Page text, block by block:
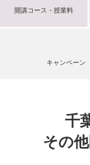
開講コース・授業料
キャンペーン
千
その